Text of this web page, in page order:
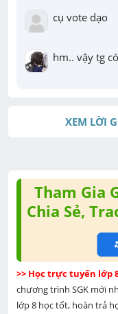
cụ vote dạo
hm.. vậy tg
XEM LỜI
Tham Gia
Chia Sẻ,
>> Học trực tuyến lớp
chương trình SGK mới
lớp 8 học tốt, hoàn trả